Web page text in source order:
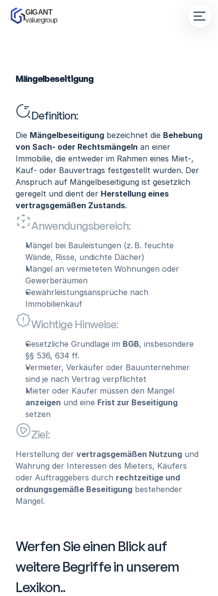
Mängelbeseitigung
Definition:
Die Mängelbeseitigung bezeichnet die Behebung
von Sach- oder Rechtsmängeln an einer
Immobilie, die entweder im Rahmen eines Miet-,
Kauf- oder Bauvertrags festgestellt wurden. Der
Anspruch auf Mängelbeseitigung ist gesetzlich
geregelt und dient der Herstellung eines
vertragsgemäßen Zustands.
Anwendungsbereich:
Mängel bei Bauleistungen (z. B. feuchte
Wände, Risse, undichte Dächer)
Mängel an vermieteten Wohnungen oder
Gewerberäumen
Gewährleistungsansprüche nach
Immobilienkauf
Wichtige Hinweise:
Gesetzliche Grundlage im BGB, insbesondere
§§ 536, 634 ff.
Vermieter, Verkäufer oder Bauunternehmer
sind je nach Vertrag verpflichtet
anzeigen und eine Frist zur Beseitigung
setzen
Ziel:
Herstellung der vertragsgemäßen Nutzung und
Wahrung der Interessen des Mieters, Käufers
oder Auftraggebers durch rechtzeitige und
ordnungsgemäße Beseitigung bestehender
Mängel.
Werfen Sie einen Blick auf
weitere Begriffe in unserem
Lexikon..
GIGANT
valuegroup